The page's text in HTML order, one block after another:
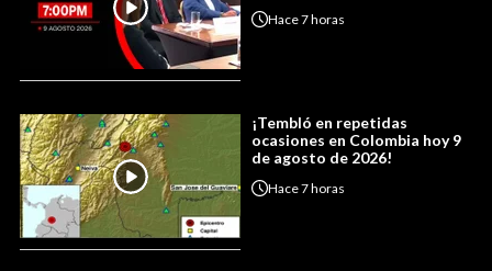
Hace7 horas
¡Tembló en repetidas
ocasiones en Colombia hoy 9
de agosto de 2026!
Hace7 horas